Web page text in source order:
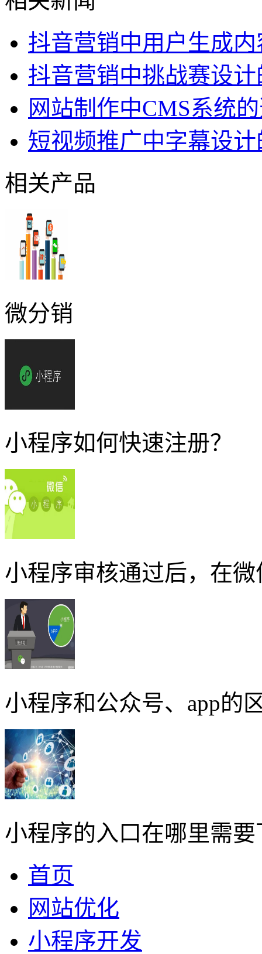
抖音营销中用户生成
抖音营销中挑战赛设
网站制作中CMS系统
短视频推广中字幕设
相关产品
微分销
小程序如何快速注册？
小程序审核通过后，在
小程序和公众号、app的
小程序的入口在哪里需要
首页
网站优化
小程序开发